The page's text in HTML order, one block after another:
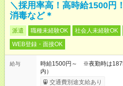
＼採用率高！高時給1500円
消毒など＊
派遣 職種未経験OK 社会人未経験OK
WEB登録・面接OK
給与
時給1500円～ ※夜勤時は
内）
交通費別途支給あり